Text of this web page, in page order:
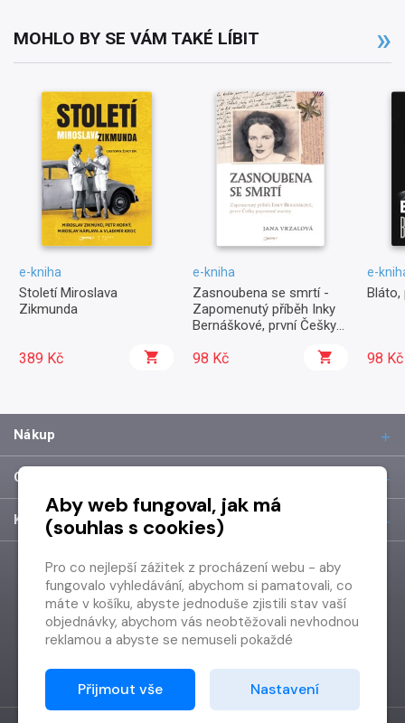
MOHLO BY SE VÁM TAKÉ LÍBIT
e-kniha
Století Miroslava
Zikmunda
389 Kč
e-kniha
Zasnoubena se smrtí -
Zapomenutý příběh Inky
Bernáškové, první Češky
98 Kč
e-
Bláto,
98 Kč
Nákup
O společnosti
Kontakt
Aby web fungoval, jak má
(souhlas s cookies)
Pro co nejlepší zážitek z procházení webu - aby
fungovalo vyhledávání, abychom si pamatovali, co
máte v košíku, abyste jednoduše zjistili stav vaší
objednávky, abychom vás neobtěžovali nevhodnou
reklamou a abyste se nemuseli pokaždé
Proto od vás potřebujeme souhlas se
zpracováním souborů cookies
Přijmout vše Nastavení